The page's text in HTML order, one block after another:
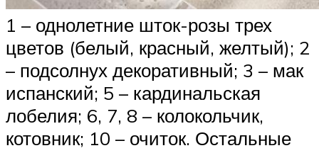
1 – однолетние шток-розы трех
цветов (белый, красный, желтый); 2
– подсолнух декоративный; 3 – мак
испанский; 5 – кардинальская
лобелия; 6, 7, 8 – колокольчик,
котовник; 10 – очиток. Остальные